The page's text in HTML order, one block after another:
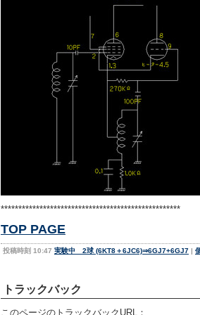
***************************************************
TOP PAGE
投稿時刻 10:47 実験中 2球 (6KT8＋6JC6)⇒6GJ7+6GJ7 |
トラックバック
このページのトラックバックURL：